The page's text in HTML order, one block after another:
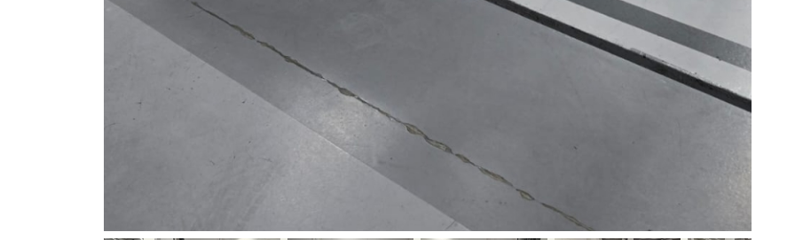
Câmera De Ré
Desembaçador Traseiro
Direção Assistida
Distribuição Eletrônica De
Farol De Led
Farol De Neblina
Limpador Traseiro
Para-Choques Na Cor Do
Rodas De Liga Leve
Vidros Elétricos